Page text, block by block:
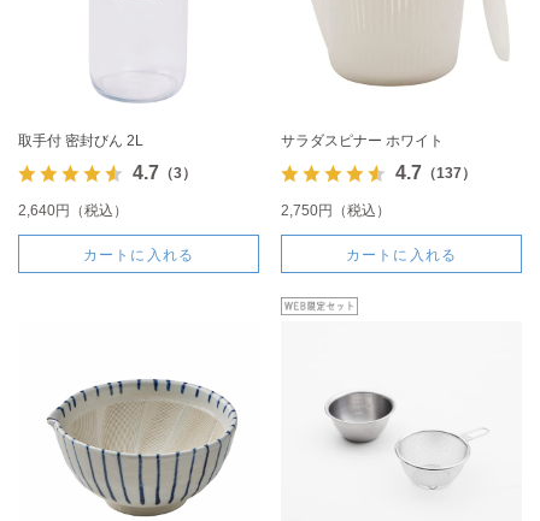
取手付 密封びん 2L
4.7 （3）
2,640円（税込）
カートに入れる
サラダスピナー ホワイト
4.7 （137）
2,750円（税込）
カートに入れる